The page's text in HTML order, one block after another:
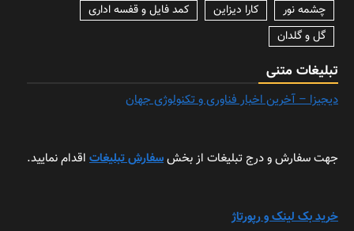
چشمه نور
کارا دیزاین
کمد فایل و قفسه اداری
گل و گلدان
تبلیغات متنی
دیجیزا – آخرین اخبار فناوری و تکنولوژی جهان
جهت سفارش و درج تبلیغات از بخشسفارش تبلیغات اقدام نمایید.
خرید بک لینک و رپورتاژ